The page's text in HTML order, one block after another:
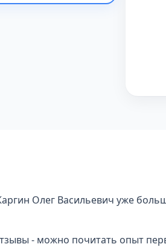
Олег Васильевич уже
- можно почитать опыт